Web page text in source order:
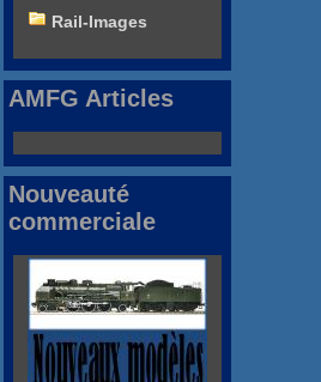
Rail-Images
AMFG Articles
Nouveauté
commerciale